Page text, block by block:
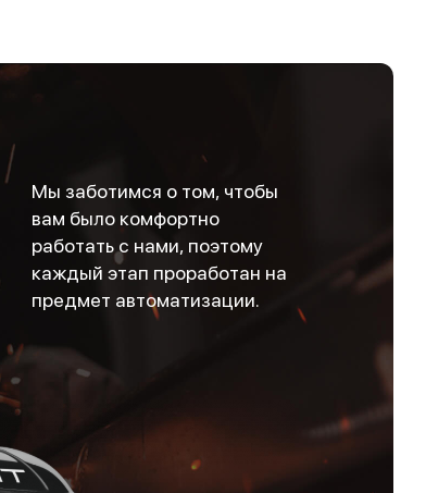
Мы заботимся о том, чтобы
вам было комфортно
работать с нами, поэтому
каждый этап проработан на
предмет автоматизации.